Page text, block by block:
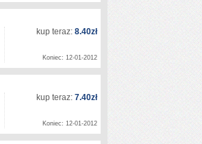
kup teraz: 8.40zł
Koniec: 12-01-2012
kup teraz: 7.40zł
Koniec: 12-01-2012